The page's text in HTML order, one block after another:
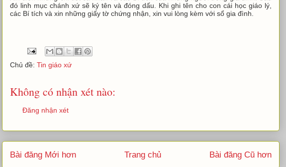
đó linh mục chánh xứ sẽ ký tên và đóng dấu. Khi ghi tên cho con cái học giáo lý,
các Bí tích và xin những giấy tờ chứng nhận, xin vui lòng kèm với sổ gia đình.
Chủ đề: Tin giáo xứ
Không có nhận xét nào:
Đăng nhận xét
Bài đăng Mới hơn Bài đăng Cũ hơn
Trang chủ